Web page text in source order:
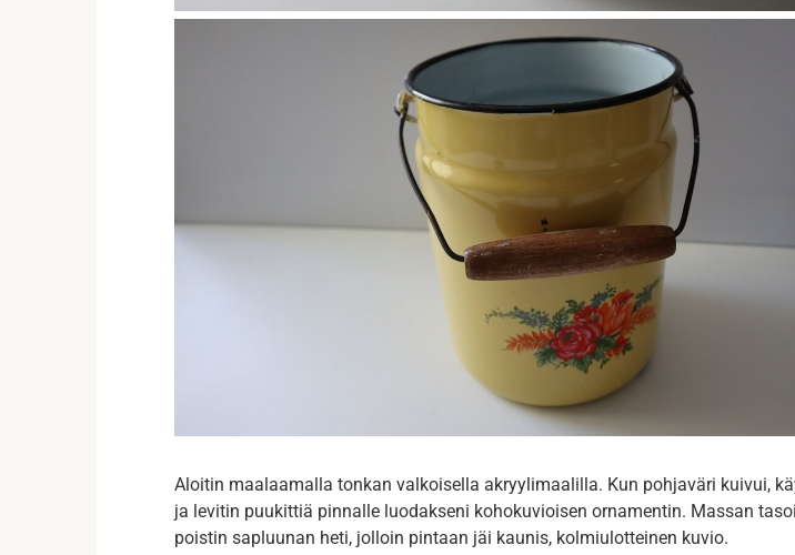
Aloitin maalaamalla tonkan valkoisella akryylimaalilla. Kun pohjaväri kuivui,
ja levitin puukittiä pinnalle luodakseni kohokuvioisen ornamentin. Massan
poistin sapluunan heti, jolloin pintaan jäi kaunis, kolmiulotteinen kuvio.